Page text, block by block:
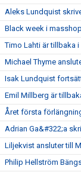
Aleks Lundquist
Black week i
Timo Lahti är tillbaka i
Michael Thyme
Isak Lundquist
Emil Millberg är
Året första
Adrian Ga&#322;a
Liljekvist ansluter till
Philip Hellström